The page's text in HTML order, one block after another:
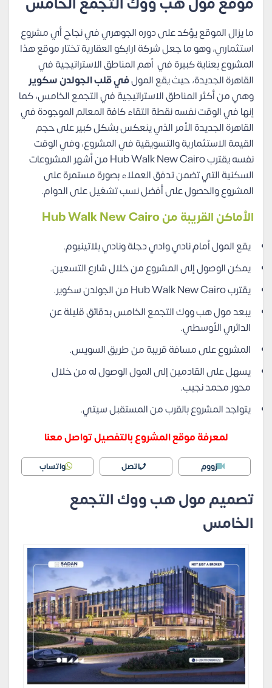
ما يزال الموقع يؤكد على دوره الجوهري في نجاح أي مشروع
استثماري، وهو ما جعل شركة ارابكو العقارية تختار موقع هذا
المشروع بعناية كبيرة في أهم المناطق الاستراتيجية في
القاهرة الجديدة، حيث يقع المولفي قلب الجولدن سكوير
وهي من أكثر المناطق الاستراتيجية في التجمع الخامس، كما
إنها في الوقت نفسه نقطة التقاء كافة المعالم الموجودة في
القاهرة الجديدة الأمر الذي ينعكس بشكل كبير على حجم
القيمة الاستثمارية والتسويقية في المشروع، وفي الوقت
نفسه يقترب Hub Walk New Cairo من أشهر المشروعات
السكنية التي تضمن تدفق العملاء بصورة مستمرة على
المشروع والحصول على أفضل نسب تشغيل على الدوام.
الأماكن القريبة من Hub Walk New Cairo
يقع المول أمام نادي وادي دجلة ونادي بلاتينيوم.
يمكن الوصول إلى المشروع من خلال شارع التسعين.
يقترب Hub Walk New Cairo من الجولدن سكوير.
يبعد مول هب ووك التجمع الخامس بدقائق قليلة عن
الدائري الأوسطي.
المشروع على مسافة قريبة من طريق السويس.
يسهل على القادمين إلى المول الوصول له من خلال
محور محمد نجيب.
يتواجد المشروع بالقرب من المستقبل سيتي.
لمعرفة موقع المشروع بالتفصيل تواصل معنا
زووم اتصل واتساب
تصميم مول هب ووك التجمع
الخامس